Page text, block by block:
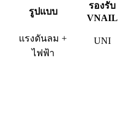
รูปแบบ
แรงดันลม +
ไฟฟ้า
รองรับ
VNAIL
UNI